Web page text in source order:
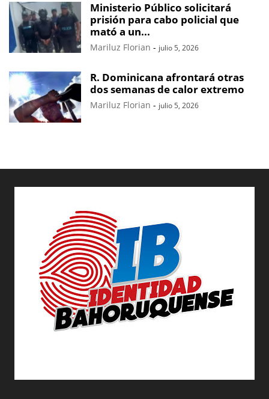
Ministerio Público solicitará
prisión para cabo policial que
mató a un...
Mariluz Florian - julio 5, 2026
R. Dominicana afrontará otras
dos semanas de calor extremo
Mariluz Florian - julio 5, 2026